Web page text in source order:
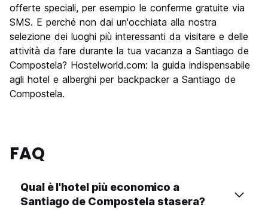
offerte speciali, per esempio le conferme gratuite via
SMS. E perché non dai un'occhiata alla nostra
selezione dei luoghi più interessanti da visitare e delle
attività da fare durante la tua vacanza a Santiago de
Compostela? Hostelworld.com: la guida indispensabile
agli hotel e alberghi per backpacker a Santiago de
Compostela.
FAQ
Qual è l'hotel più economico a
Santiago de Compostela stasera?